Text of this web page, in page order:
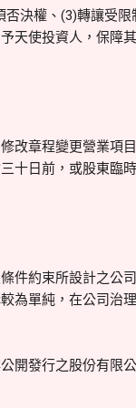
決權、(3)轉讓受
天使投資人，保障
改章程變更營業項
十日前，或股東臨
件約束所設計之公
為單純，在公司治
開發行之股份有限